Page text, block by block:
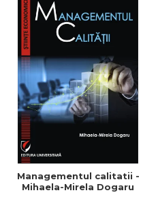
Managementul calitatii -
Mihaela-Mirela Dogaru